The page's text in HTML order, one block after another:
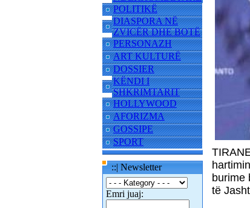
POLITIKË
DIASPORA NË
ZVICËR DHE BOTË
PERSONAZH
ART KULTURË
DOSSIER
KËNDI I
SHKRIMTARIT
HOLLYWOOD
AFORIZMA
GOSSIPE
SPORT
::| Newsletter
Emri juaj:
burime
të